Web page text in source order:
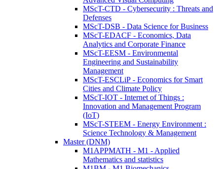
MScT-CTD - Cybersecurity : Threats and
Defenses
MScT-DSB - Data Science for Business
MScT-EDACF - Economics, Data
Analytics and Corporate Finance
MScT-EESM - Environmental
Engineering and Sustainability
Management
MScT-ESCLiP - Economics for Smart
Cities and Climate Policy
MScT-IOT - Internet of Things :
Innovation and Management Program
(IoT)
MScT-STEEM - Energy Environment :
Science Technology & Management
Master (DNM)
M1APPMATH - M1 - Applied
Mathematics and statistics